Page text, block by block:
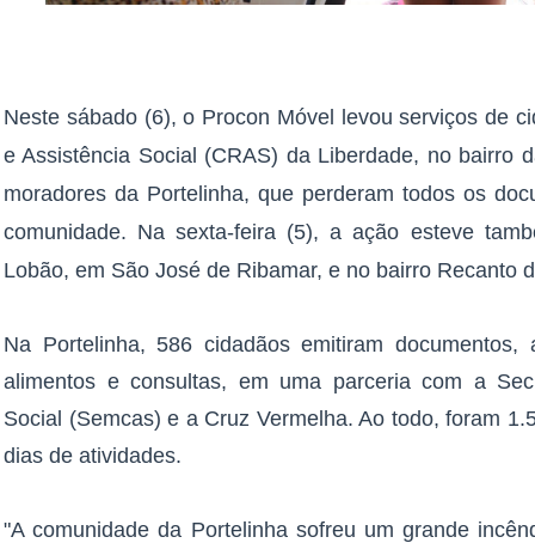
Neste sábado (6), o Procon Móvel levou serviços de
e Assistência Social (CRAS) da Liberdade, no bairro
moradores da Portelinha, que perderam todos os
comunidade. Na sexta-feira (5), a ação esteve
Lobão, em São José de Ribamar, e no bairro Recanto
Na Portelinha, 586 cidadãos emitiram
alimentos e consultas, em uma parceria com a
Social (Semcas) e a Cruz Vermelha. Ao todo, foram
dias de atividades.
"A comunidade da Portelinha sofreu um grande